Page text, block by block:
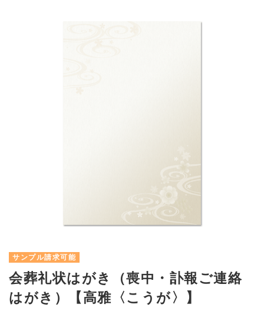
サンプル請求可能
会葬礼状はがき（喪中・訃報ご連絡
はがき）【高雅〈こうが〉】